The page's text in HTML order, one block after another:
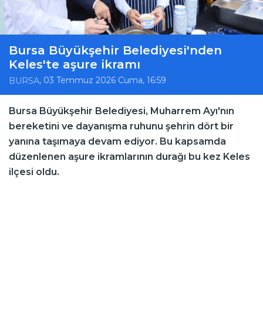
Bursa Büyükşehir Belediyesi'nden
Keles'te aşure ikramı
BURSA, 03 Temmuz 2026 Cuma, 16:59
Bursa Büyükşehir Belediyesi, Muharrem Ayı'nın
bereketini ve dayanışma ruhunu şehrin dört bir
yanına taşımaya devam ediyor. Bu kapsamda
düzenlenen aşure ikramlarının durağı bu kez Keles
ilçesi oldu.